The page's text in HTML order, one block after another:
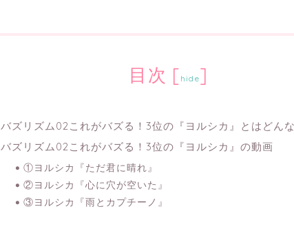
目次 [ hide]
バズリズム02これがバズる！3位の『ヨルシカ』とはどん
バズリズム02これがバズる！3位の『ヨルシカ』の動画
①ヨルシカ『ただ君に晴れ』
②ヨルシカ『心に穴が空いた』
③ヨルシカ『雨とカプチーノ』